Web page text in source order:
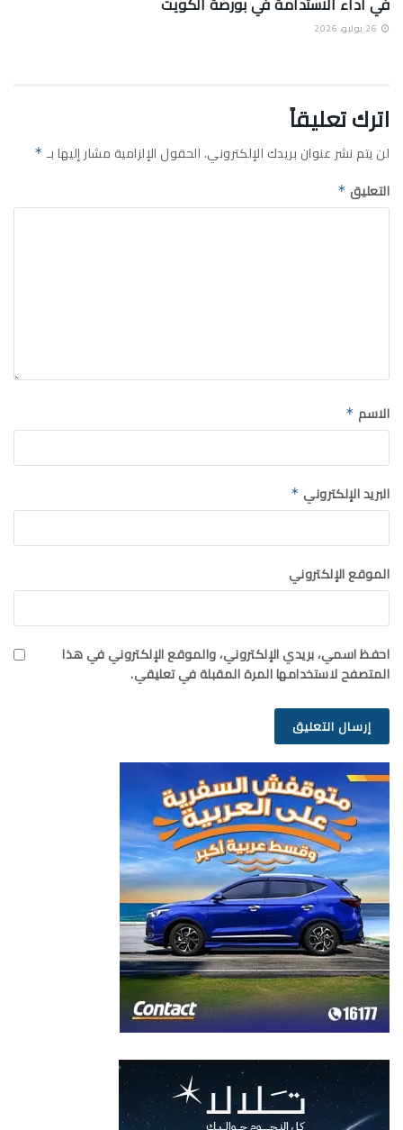
اترك تعليقاً
لن يتم نشر عنوان بريدك الإلكتروني.الحقول الإلزامية مشار إليها بـ *
التعليق *
الاسم *
البريد الإلكتروني *
الموقع الإلكتروني
احفظ اسمي، بريدي الإلكتروني، والموقع الإلكتروني في هذا
المتصفح لاستخدامها المرة المقبلة في تعليقي.